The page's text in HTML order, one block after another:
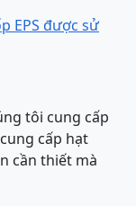
EPS được sử
tôi cung cấp
cấp hạt
cần thiết mà